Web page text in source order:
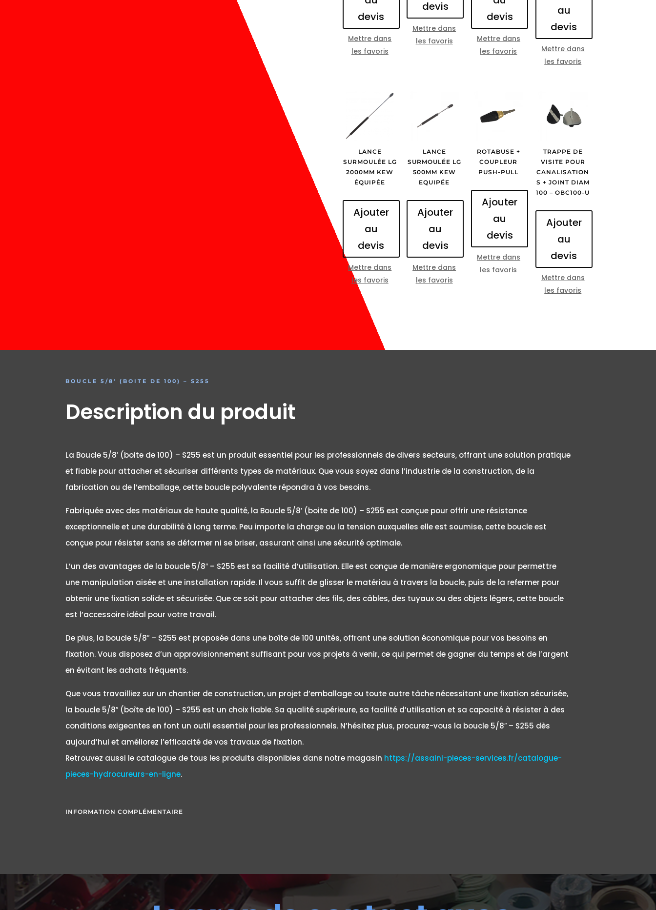
devis
Mettre dans
les favoris
devis
Mettre dans
les favoris
devis
Mettre dans
les favoris
au
devis
Mettre dans
les favoris
LANCE
SURMOULÉE LG
2000MM KEW
ÉQUIPÉE
Ajouter
au
devis
Mettre dans
les favoris
LANCE
SURMOULÉE LG
500MM KEW
EQUIPÉE
Ajouter
au
devis
Mettre dans
les favoris
ROTABUSE +
COUPLEUR
PUSH-PULL
Ajouter
au
devis
Mettre dans
les favoris
TRAPPE DE
VISITE POUR
CANALISATION
S + JOINT DIAM
100 – OBC100-U
Ajouter
au
devis
Mettre dans
les favoris
BOUCLE 5/8′ (BOITE DE 100) – S255
Description du produit
La Boucle 5/8′ (boite de 100) – S255 est un produit essentiel pour les professionnels de divers secteurs, offrant une solution pratique
et fiable pour attacher et sécuriser différents types de matériaux. Que vous soyez dans l’industrie de la construction, de la
fabrication ou de l’emballage, cette boucle polyvalente répondra à vos besoins.
Fabriquée avec des matériaux de haute qualité, la Boucle 5/8′ (boite de 100) – S255 est conçue pour offrir une résistance
exceptionnelle et une durabilité à long terme. Peu importe la charge ou la tension auxquelles elle est soumise, cette boucle est
conçue pour résister sans se déformer ni se briser, assurant ainsi une sécurité optimale.
L’un des avantages de la boucle 5/8″ – S255 est sa facilité d’utilisation. Elle est conçue de manière ergonomique pour permettre
une manipulation aisée et une installation rapide. Il vous suffit de glisser le matériau à travers la boucle, puis de la refermer pour
obtenir une fixation solide et sécurisée. Que ce soit pour attacher des fils, des câbles, des tuyaux ou des objets légers, cette boucle
est l’accessoire idéal pour votre travail.
De plus, la boucle 5/8″ – S255 est proposée dans une boîte de 100 unités, offrant une solution économique pour vos besoins en
fixation. Vous disposez d’un approvisionnement suffisant pour vos projets à venir, ce qui permet de gagner du temps et de l’argent
en évitant les achats fréquents.
Que vous travailliez sur un chantier de construction, un projet d’emballage ou toute autre tâche nécessitant une fixation sécurisée,
la boucle 5/8″ (boîte de 100) – S255 est un choix fiable. Sa qualité supérieure, sa facilité d’utilisation et sa capacité à résister à des
conditions exigeantes en font un outil essentiel pour les professionnels. N’hésitez plus, procurez-vous la boucle 5/8″ – S255 dès
aujourd’hui et améliorez l’efficacité de vos travaux de fixation.
Retrouvez aussi le catalogue de tous les produits disponibles dans notre magasin https://assaini-pieces-services.fr/catalogue-
pieces-hydrocureurs-en-ligne.
INFORMATION COMPLÉMENTAIRE